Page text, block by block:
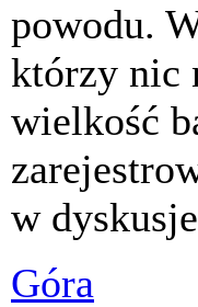
powodu.
którzy nic
wielkość
w
Góra